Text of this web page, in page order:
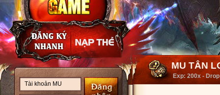
MU TÂN
Exp: 200x -